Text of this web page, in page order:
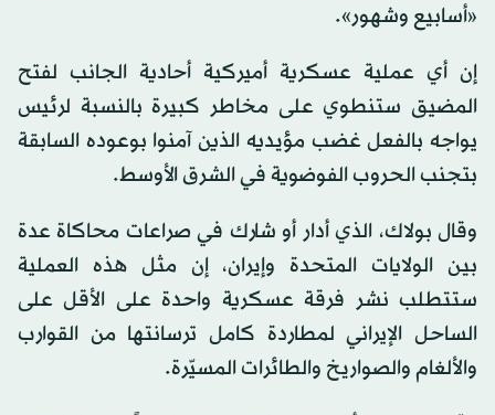
«أسابيع وشهور».
إن أي عملية عسكرية أميركية أحادية الجانب لفتح
المضيق ستنطوي على مخاطر كبيرة بالنسبة لرئيس
يواجه بالفعل غضب مؤيديه الذين آمنوا بوعوده السابقة
بتجنب الحروب الفوضوية في الشرق الأوسط.
وقال بولاك، الذي أدار أو شارك في صراعات محاكاة عدة
بين الولايات المتحدة وإيران، إن مثل هذه العملية
ستتطلب نشر فرقة عسكرية واحدة على الأقل على
الساحل الإيراني لمطاردة كامل ترسانتها من القوارب
والألغام والصواريخ والطائرات المسيّرة.